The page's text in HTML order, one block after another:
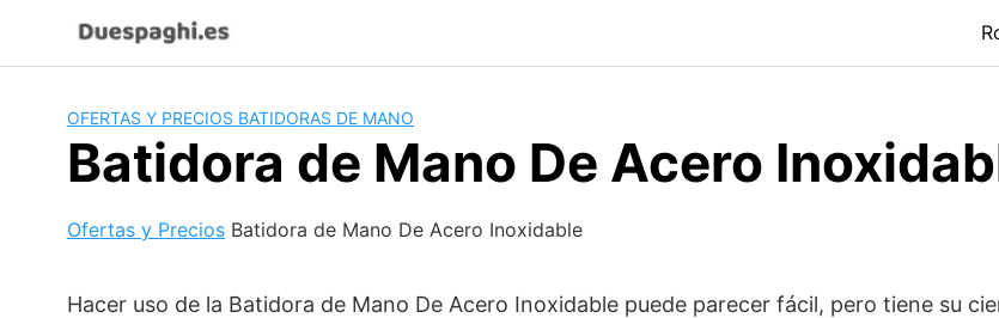
contenido
OFERTAS Y PRECIOS BATIDORAS DE MANO
Batidora de Mano De Acero
Ofertas y Precios Batidora de Mano De Acero Inoxidable
Hacer uso de la Batidora de Mano De Acero Inoxidable puede parecer fácil, pero tiene su